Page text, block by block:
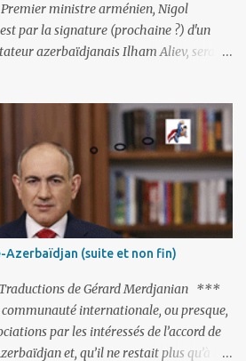
ministre arménien, Nigol
par la signature (prochaine ?) d'un
azerbaïdjanais Ilham Aliev, serait
; l'Histoire ou la Littérature ne sont
d'ailleurs que les négociations avec le
fi de tout ce qui précède la chute de
intéressé par ce qu'il nomme «
trois présidents qu'ils l'ont précédés ne
les traitant de tous les noms, avant
comme les politiciens ne lui suffisent
de l'Église arménienne, les...
Azerbaïdjan (suite et non fin)
de Gérard Merdjanian ***
internationale, ou presque,
par les intéressés de l’accord de
et, qu’il ne restait plus qu’à le